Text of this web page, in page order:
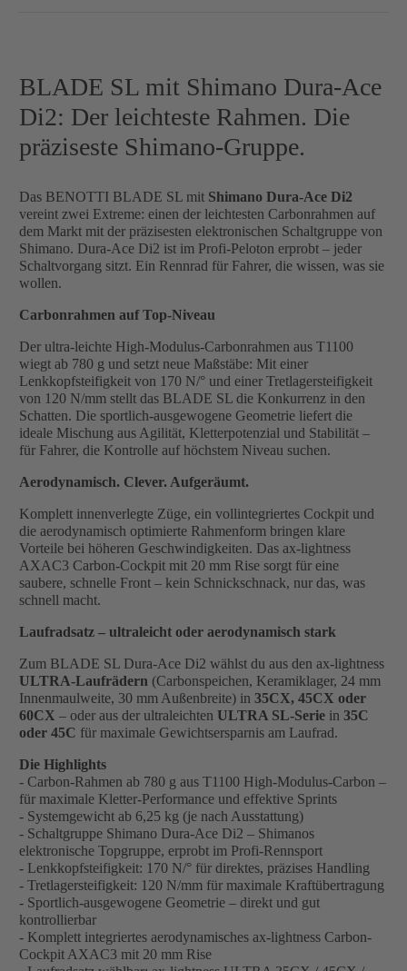
BLADE SL mit Shimano Dura-Ace
Di2: Der leichteste Rahmen. Die
präziseste Shimano-Gruppe.
Das BENOTTI BLADE SL mit Shimano Dura-Ace Di2
vereint zwei Extreme: einen der leichtesten Carbonrahmen auf
dem Markt mit der präzisesten elektronischen Schaltgruppe von
Shimano. Dura-Ace Di2 ist im Profi-Peloton erprobt – jeder
Schaltvorgang sitzt. Ein Rennrad für Fahrer, die wissen, was sie
wollen.
Carbonrahmen auf Top-Niveau
Der ultra-leichte High-Modulus-Carbonrahmen aus T1100
wiegt ab 780 g und setzt neue Maßstäbe: Mit einer
Lenkkopfsteifigkeit von 170 N/° und einer Tretlagersteifigkeit
von 120 N/mm stellt das BLADE SL die Konkurrenz in den
Schatten. Die sportlich-ausgewogene Geometrie liefert die
ideale Mischung aus Agilität, Kletterpotenzial und Stabilität –
für Fahrer, die Kontrolle auf höchstem Niveau suchen.
Aerodynamisch. Clever. Aufgeräumt.
Komplett innenverlegte Züge, ein vollintegriertes Cockpit und
die aerodynamisch optimierte Rahmenform bringen klare
Vorteile bei höheren Geschwindigkeiten. Das ax-lightness
AXAC3 Carbon-Cockpit mit 20 mm Rise sorgt für eine
saubere, schnelle Front – kein Schnickschnack, nur das, was
schnell macht.
Laufradsatz – ultraleicht oder aerodynamisch stark
Zum BLADE SL Dura-Ace Di2 wählst du aus den ax-lightness
ULTRA-Laufrädern (Carbonspeichen, Keramiklager, 24 mm
Innenmaulweite, 30 mm Außenbreite) in 35CX, 45CX oder
60CX – oder aus der ultraleichten ULTRA SL-Serie in 35C
oder 45C für maximale Gewichtsersparnis am Laufrad.
Die Highlights
- Carbon-Rahmen ab 780 g aus T1100 High-Modulus-Carbon –
für maximale Kletter-Performance und effektive Sprints
- Systemgewicht ab 6,25 kg (je nach Ausstattung)
- Schaltgruppe Shimano Dura-Ace Di2 – Shimanos
elektronische Topgruppe, erprobt im Profi-Rennsport
- Lenkkopfsteifigkeit: 170 N/° für direktes, präzises Handling
- Tretlagersteifigkeit: 120 N/mm für maximale Kraftübertragung
- Sportlich-ausgewogene Geometrie – direkt und gut
kontrollierbar
- Komplett integriertes aerodynamisches ax-lightness Carbon-
Cockpit AXAC3 mit 20 mm Rise